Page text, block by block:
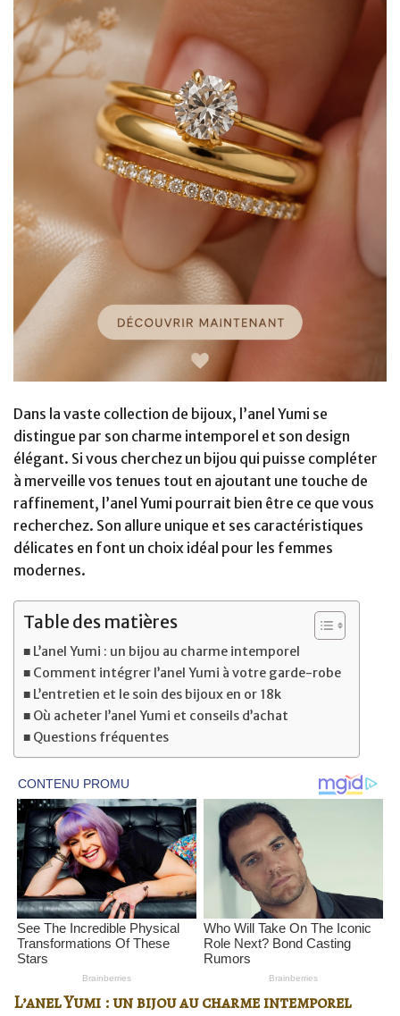
Dans la vaste collection de bijoux, l’anel Yumi se
distingue par son charme intemporel et son design
élégant. Si vous cherchez un bijou qui puisse compléter
à merveille vos tenues tout en ajoutant une touche de
raffinement, l’anel Yumi pourrait bien être ce que vous
recherchez. Son allure unique et ses caractéristiques
délicates en font un choix idéal pour les femmes
modernes.
Table des matières
L’anel Yumi : un bijou au charme intemporel
Comment intégrer l’anel Yumi à votre garde-robe
L’entretien et le soin des bijoux en or 18k
Où acheter l’anel Yumi et conseils d’achat
Questions fréquentes
L’anel Yumi : un bijou au charme intemporel